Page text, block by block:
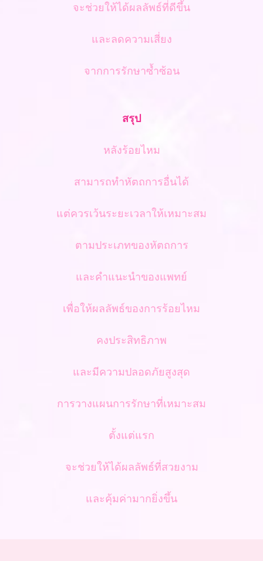
จะช่วยให้ได้ผลลัพธ์ที่ดีขึ้น
และลดความเสี่ยง
จากการรักษาซ้ำซ้อน
สรุป
หลังร้อยไหม
สามารถทำหัตถการอื่นได้
แต่ควรเว้นระยะเวลาให้เหมาะสม
ตามประเภทของหัตถการ
และคำแนะนำของแพทย์
เพื่อให้ผลลัพธ์ของการร้อยไหม
คงประสิทธิภาพ
และมีความปลอดภัยสูงสุด
การวางแผนการรักษาที่เหมาะสม
ตั้งแต่แรก
จะช่วยให้ได้ผลลัพธ์ที่สวยงาม
และคุ้มค่ามากยิ่งขึ้น